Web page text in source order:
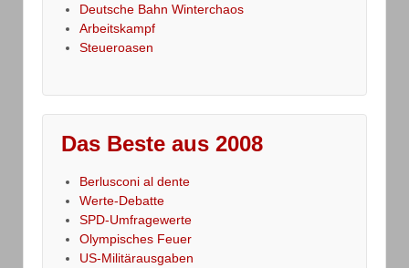
Deutsche Bahn Winterchaos
Arbeitskampf
Steueroasen
Das Beste aus 2008
Berlusconi al dente
Werte-Debatte
SPD-Umfragewerte
Olympisches Feuer
US-Militärausgaben